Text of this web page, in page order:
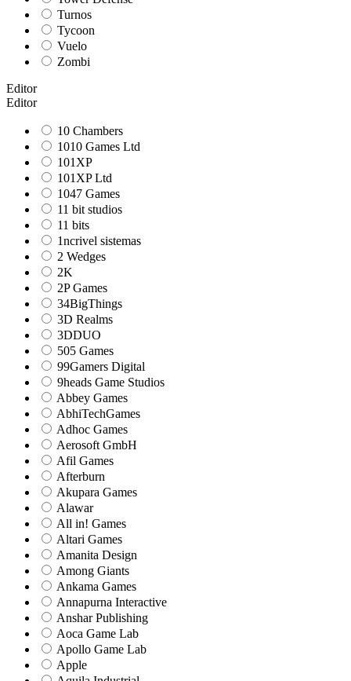
Turnos
Tycoon
Vuelo
Zombi
Editor
Editor
10 Chambers
1010 Games Ltd
101XP
101XP Ltd
1047 Games
11 bit studios
11 bits
1ncrivel sistemas
2 Wedges
2K
2P Games
34BigThings
3D Realms
3DDUO
505 Games
99Gamers Digital
9heads Game Studios
Abbey Games
AbhiTechGames
Adhoc Games
Aerosoft GmbH
Afil Games
Afterburn
Akupara Games
Alawar
All in! Games
Altari Games
Amanita Design
Among Giants
Ankama Games
Annapurna Interactive
Anshar Publishing
Aoca Game Lab
Apollo Game Lab
Apple